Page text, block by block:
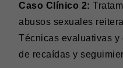
Caso Clínico 2:
abusos sexuales
Técnicas evaluativas y
de recaídas y